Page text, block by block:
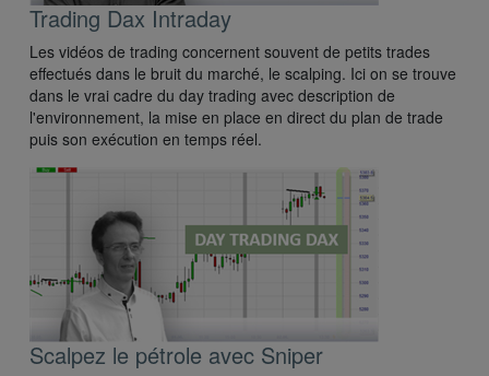
Trading Dax Intraday
Les vidéos de trading concernent souvent de petits trades
effectués dans le bruit du marché, le scalping. Ici on se trouve
dans le vrai cadre du day trading avec description de
l'environnement, la mise en place en direct du plan de trade
puis son exécution en temps réel.
Scalpez le pétrole avec Sniper